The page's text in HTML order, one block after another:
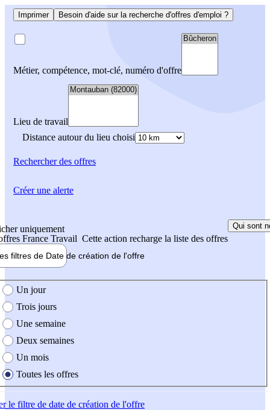
Imprimer Besoin d'aide sur la recherche d'offres d'emploi ?
Métier, compétence, mot-clé, numéro d'offre
Lieu de travail
Distance autour du lieu choisi
Rechercherdes offres
uniquement
France Travail Cette action recharge la liste des offres
Qui sont
filtres de Date de création de l'offre
création de l'offre
Un jour
Trois jours
Une semaine
Deux semaines
Un mois
Toutes les offres
le filtre de date de création de l'offre
Créer une alerte